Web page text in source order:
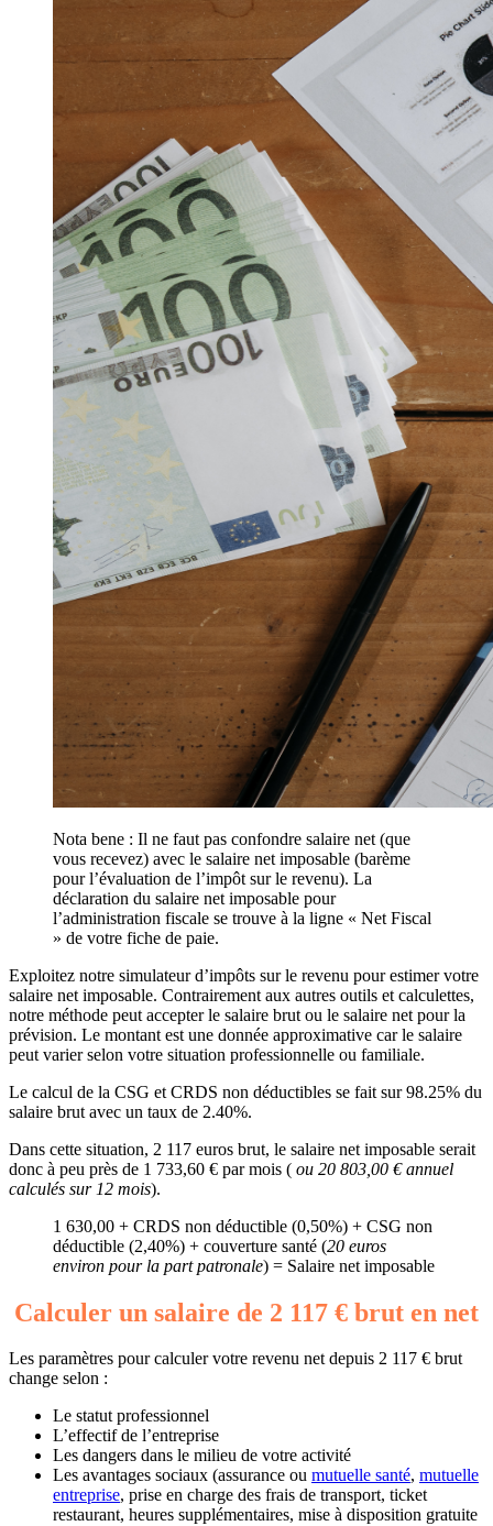
Nota bene : Il ne faut pas confondre salaire net (que
vous recevez) avec le salaire net imposable (barème
pour l’évaluation de l’impôt sur le revenu). La
déclaration du salaire net imposable pour
l’administration fiscale se trouve à la ligne « Net Fiscal
» de votre fiche de paie.
Exploitez notre simulateur d’impôts sur le revenu pour estimer votre
salaire net imposable. Contrairement aux autres outils et calculettes,
notre méthode peut accepter le salaire brut ou le salaire net pour la
prévision. Le montant est une donnée approximative car le salaire
peut varier selon votre situation professionnelle ou familiale.
Le calcul de la CSG et CRDS non déductibles se fait sur 98.25% du
salaire brut avec un taux de 2.40%.
Dans cette situation, 2 117 euros brut, le salaire net imposable serait
donc à peu près de 1 733,60 € par mois ( ou 20 803,00 € annuel
calculés sur 12 mois).
1 630,00 + CRDS non déductible (0,50%) + CSG non
déductible (2,40%) + couverture santé (20 euros
environ pour la part patronale) = Salaire net imposable
Calculer un salaire de 2 117 € brut en net
Les paramètres pour calculer votre revenu net depuis 2 117 € brut
change selon :
Le statut professionnel
L’effectif de l’entreprise
Les dangers dans le milieu de votre activité
Les avantages sociaux (assurance ou mutuelle santé, mutuelle
entreprise, prise en charge des frais de transport, ticket
restaurant, heures supplémentaires, mise à disposition gratuite